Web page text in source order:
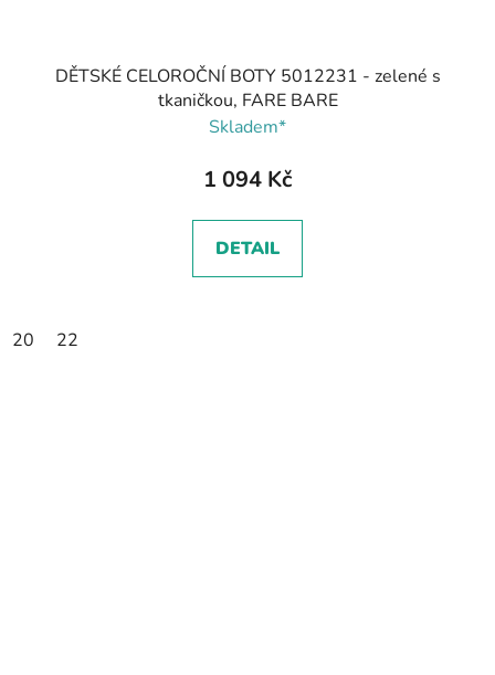
DĚTSKÉ CELOROČNÍ BOTY 5012231 - zelené s
tkaničkou, FARE BARE
Skladem*
1 094 Kč
DETAIL
20 22